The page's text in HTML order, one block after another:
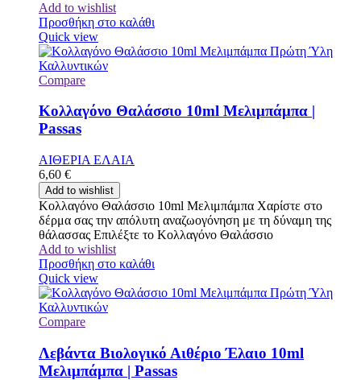
Add to wishlist
Προσθήκη στο καλάθι
Quick view
Compare
Κολλαγόνο Θαλάσσιο 10ml Μελιμπάμπα |
Passas
ΑΙΘΕΡΙΑ ΕΛΑΙΑ
6,60 €
Add to wishlist
Κολλαγόνο Θαλάσσιο 10ml Μελιμπάμπα Χαρίστε στο
δέρμα σας την απόλυτη αναζωογόνηση με τη δύναμη της
θάλασσας Επιλέξτε το Κολλαγόνο Θαλάσσιο
Add to wishlist
Προσθήκη στο καλάθι
Quick view
Compare
Λεβάντα Βιολογικό Αιθέριο Έλαιο 10ml
Μελιμπάμπα | Passas